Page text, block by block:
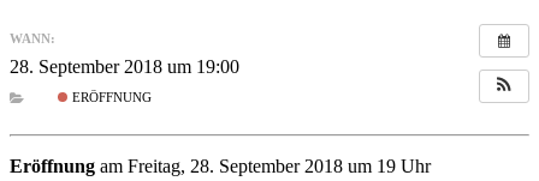
WANN:
28. September 2018 um 19:00
ERÖFFNUNG
Eröffnung am Freitag, 28. September 2018 um 19 Uhr